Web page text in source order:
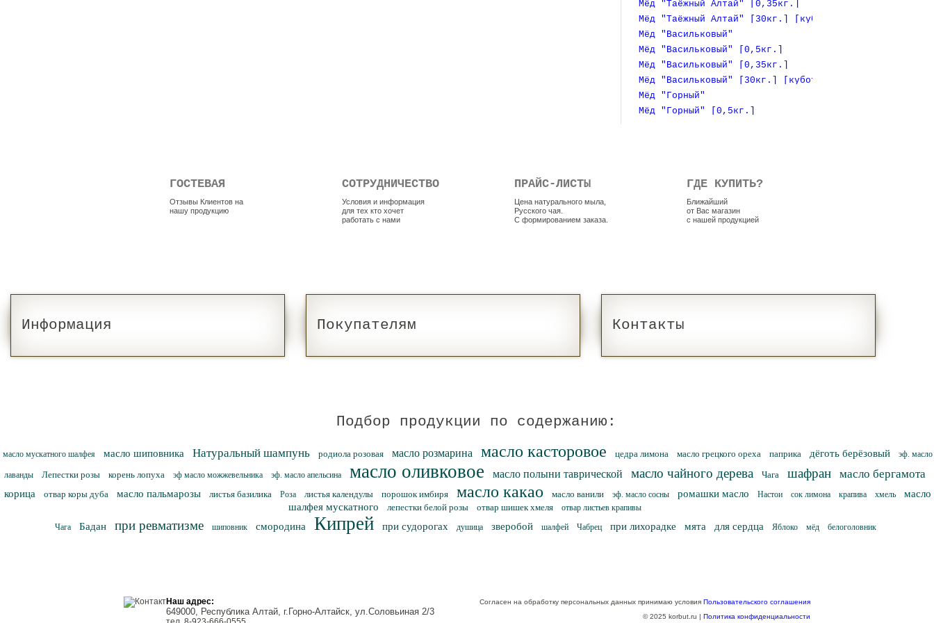
Мёд "Таёжный Алтай" [0,35кг.]
Мёд "Таёжный Алтай" [30кг.] [куботейнер]
Мёд "Васильковый"
Мёд "Васильковый" [0,5кг.]
Мёд "Васильковый" [0,35кг.]
Мёд "Васильковый" [30кг.] [куботейнер]
Мёд "Горный"
Мёд "Горный" [0,5кг.]
ГОСТЕВАЯ
Отзывы Клиентов на
нашу продукцию
СОТРУДНИЧЕСТВО
Условия и информация
для тех кто хочет
работать с нами
ПРАЙС-ЛИСТЫ
Цена натурального мыла,
Русского чая.
С формированием заказа.
ГДЕ КУПИТЬ?
Ближайший
от Вас магазин
с нашей продукцией
Информация Покупателям Контакты
Подбор продукции по содержанию:
масло мускатного шалфея масло шиповника Натуральный шампунь родиола розовая масло розмарина масло касторовое цедра лимона масло грецкого ореха паприка дёготь берёзовый эф. масло
лаванды Лепестки розы корень лопуха эф масло можжевельника эф. масло апельсина масло оливковое масло полыни таврической масло чайного дерева Чага шафран масло бергамота
корица отвар коры дуба масло пальмарозы листья базилика Роза листья календулы порошок имбиря масло какао масло ванили эф. масло сосны ромашки масло Настои сок лимона крапива хмель
масло
шалфея мускатного
лепестки белой розы отвар шишек хмеля
отвар листьев крапивы
Чага
Бадан при ревматизме шиповник смородина Кипрей при судорогах душица зверобой шалфей Чабрец при лихорадке мята для сердца Яблоко мёд белоголовник
Наш адрес:
649000, Республика Алтай, г.Горно-Алтайск, ул.Соловьиная 2/3
Согласен на обработку персональных данных принимаю условия Пользовательского соглашения
© 2025 korbut.ru | Политика конфиденциальности